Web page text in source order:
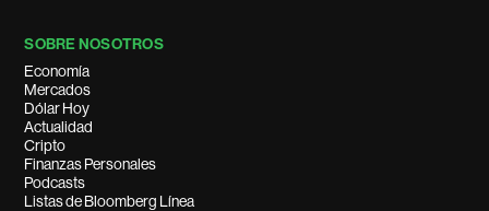
SOBRE NOSOTROS
Economía
Mercados
Dólar Hoy
Actualidad
Cripto
Finanzas Personales
Podcasts
Listas de Bloomberg Línea